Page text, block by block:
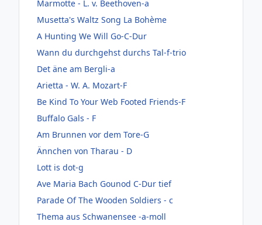
Marmotte - L. v. Beethoven-a
Musetta's Waltz Song La Bohème
A Hunting We Will Go-C-Dur
Wann du durchgehst durchs Tal-f-trio
Det äne am Bergli-a
Arietta - W. A. Mozart-F
Be Kind To Your Web Footed Friends-F
Buffalo Gals - F
Am Brunnen vor dem Tore-G
Ännchen von Tharau - D
Lott is dot-g
Ave Maria Bach Gounod C-Dur tief
Parade Of The Wooden Soldiers - c
Thema aus Schwanensee -a-moll